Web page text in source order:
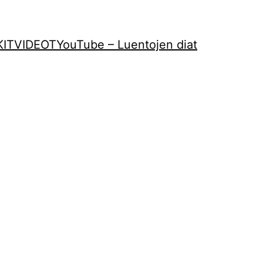
VIDEOTYouTube – Luentojen diat